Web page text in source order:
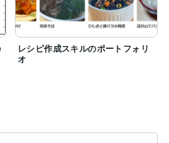
レシピ作成スキルのポートフォリ
オ